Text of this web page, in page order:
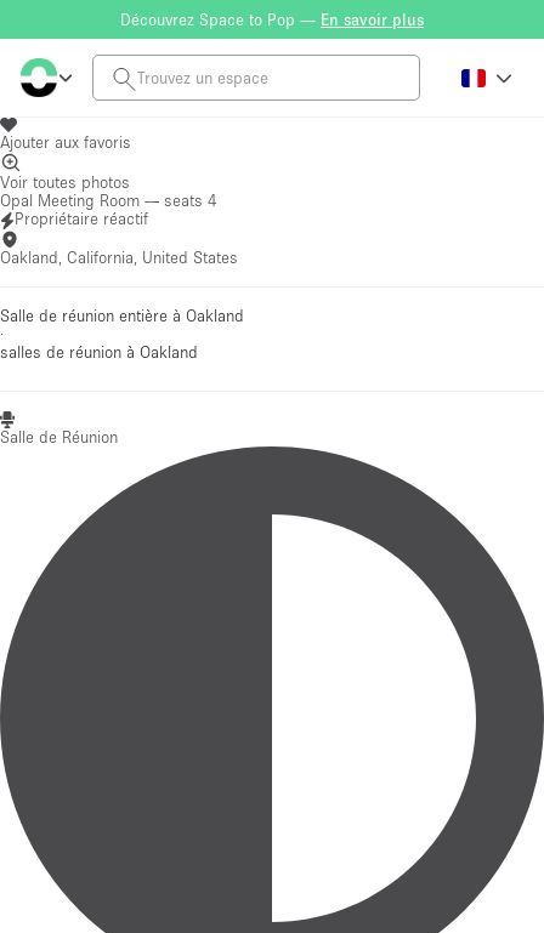
Découvrez Space to Pop — En savoir plus
Ajouter aux favoris
Voir toutes photos
Opal Meeting Room — seats 4
Propriétaire réactif
Oakland, California, United States
Salle de réunion entière à Oakland
·
salles de réunion à Oakland
Salle de Réunion